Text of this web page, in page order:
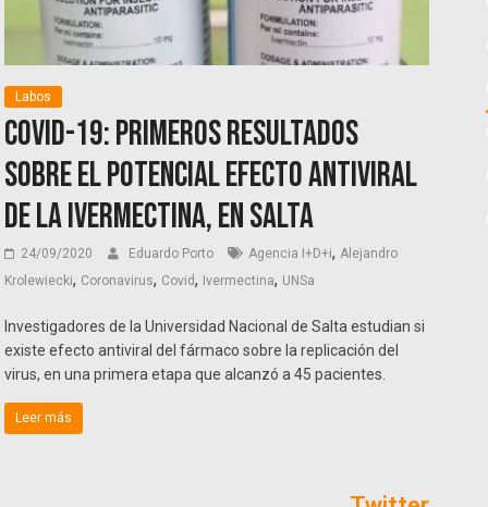
Labos
COVID-19: primeros resultados
sobre el potencial efecto antiviral
de la Ivermectina, en Salta
24/09/2020 Eduardo Porto Agencia I+D+i, Alejandro
Krolewiecki, Coronavirus, Covid, Ivermectina, UNSa
Investigadores de la Universidad Nacional de Salta estudian si
existe efecto antiviral del fármaco sobre la replicación del
virus, en una primera etapa que alcanzó a 45 pacientes.
Leer más